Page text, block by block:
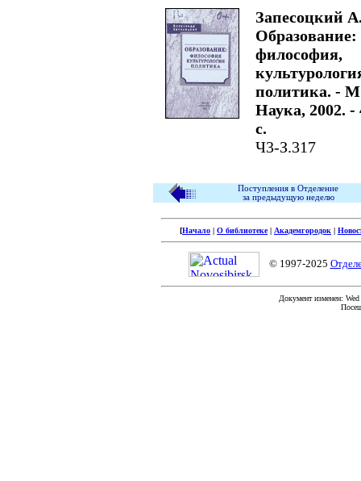
Запесоцкий
Образование:
философия,
политика. -
Наука, 2002. -
с.
Ч3-З.317
Поступления в Отделение
за предыдущую неделю
[Начало | О библиотеке| Академгородок |
© 1997-2025
Документ изменен: